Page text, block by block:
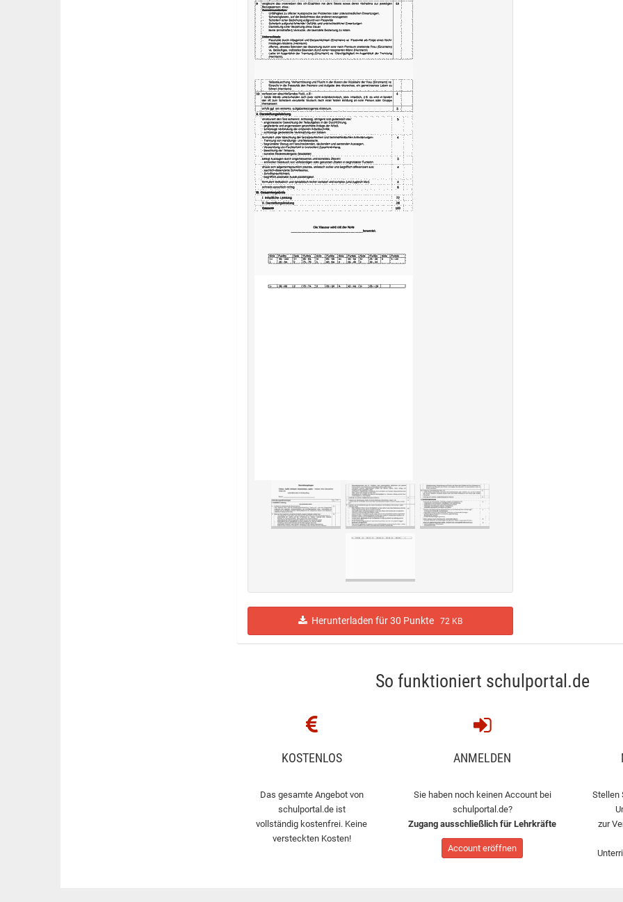
Herunterladen für 30 Punkte 72 KB
So funktioniert schulportal.de
KOSTENLOS
Das gesamte Angebot von
schulportal.de ist
vollständig kostenfrei. Keine
versteckten Kosten!
ANMELDEN
Sie haben noch keinen Account bei
schulportal.de?
Zugang ausschließlich für Lehrkräfte
Account eröffnen
Stellen
zur